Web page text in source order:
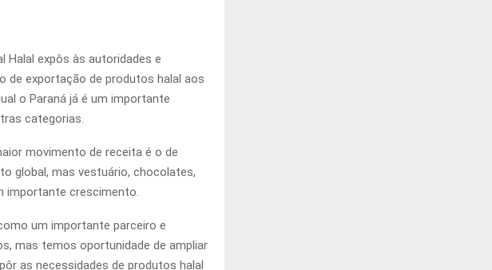
Halal expôs às autoridades e
de exportação de produtos halal aos
o Paraná já é um importante
categorias.
movimento de receita é o de
global, mas vestuário, chocolates,
importante crescimento.
um importante parceiro e
mas temos oportunidade de ampliar
as necessidades de produtos halal